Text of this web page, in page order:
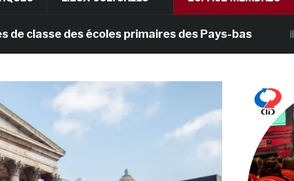
des écoles primaires des Pays-bas il y a 1 mois